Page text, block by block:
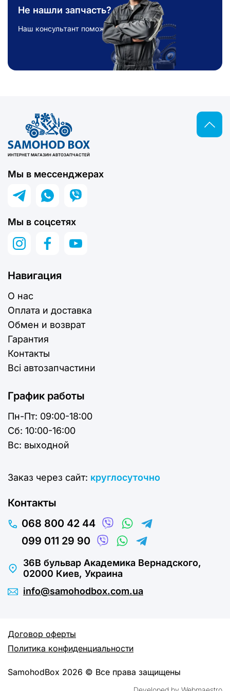
Доставка:
по всей Украине: Киев, Львов, Одесса, Днепр и
отправка в страны Европы
У нас вы найдете автозапчасти Chrysler по
разборке, шрот Chrysler, б/у детали Chrysler,
оригинальные запчасти Chrysler, подбор по VIN,
купить запчасти Chrysler Украина, доставка
Европа.
вариант. Заказать автозапчасти у нас просто –
добавьте товар в корзину и оформите заказ онлайн.
Не нашли запчасть?
Наш консультант поможет!
ИНТЕРНЕТ МАГАЗИН АВТОЗАПЧАСТЕЙ
Мы в мессенджерах
Мы в соцсетях
Навигация
О нас
Оплата и доставка
Обмен и возврат
Гарантия
Контакты
Всі автозапчастини
График работы
Пн-Пт: 09:00-18:00
Cб: 10:00-16:00
Вс: выходной
Заказ через сайт: круглосуточно
Контакты
068 800 42 44
099 011 29 90
36В бульвар Академика Вернадского,
02000 Киев, Украина
info@samohodbox.com.ua
Договор оферты
Политика конфиденциальности
SamohodBox 2026 © Все права защищены